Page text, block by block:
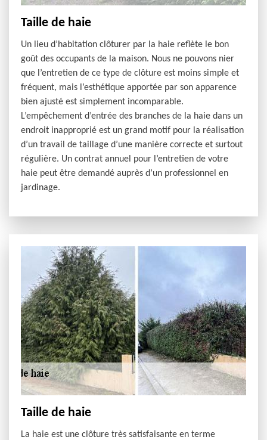
Taille de haie
Un lieu d’habitation clôturer par la haie reflète le bon
goût des occupants de la maison. Nous ne pouvons nier
que l’entretien de ce type de clôture est moins simple et
fréquent, mais l’esthétique apportée par son apparence
bien ajusté est simplement incomparable.
L’empêchement d’entrée des branches de la haie dans un
endroit inapproprié est un grand motif pour la réalisation
d’un travail de taillage d’une manière correcte et surtout
régulière. Un contrat annuel pour l’entretien de votre
haie peut être demandé auprès d’un professionnel en
jardinage.
Taille de haie
La haie est une clôture très satisfaisante en terme